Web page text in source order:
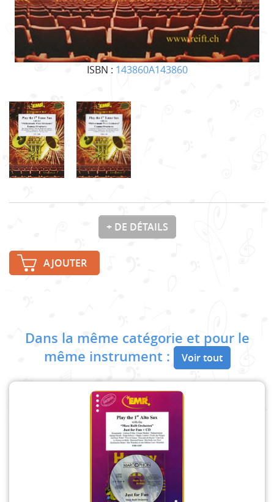
ISBN : 143860A143860
+ DE DÉTAILS
AJOUTER
Dans la même catégorie et pour le
même instrument :
Voir tout